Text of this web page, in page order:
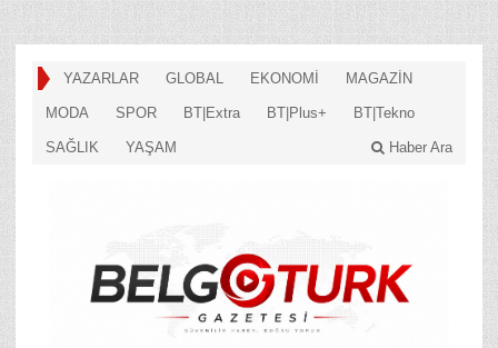
YAZARLAR GLOBAL EKONOMİ MAGAZİN
MODA SPOR BT|Extra BT|Plus+ BT|Tekno
SAĞLIK YAŞAM Haber Ara